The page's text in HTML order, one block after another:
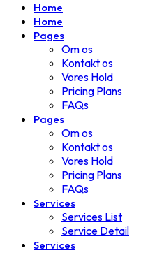
Home
Home
Pages
Om os
Kontakt os
Vores Hold
Pricing Plans
FAQs
Pages
Om os
Kontakt os
Vores Hold
Pricing Plans
FAQs
Services
Services List
Service Detail
Services